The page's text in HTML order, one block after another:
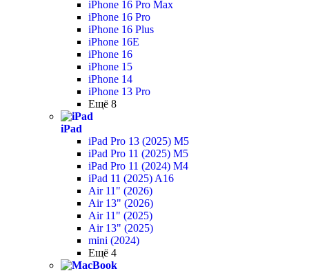
iPhone 16 Pro Max
iPhone 16 Pro
iPhone 16 Plus
iPhone 16E
iPhone 16
iPhone 15
iPhone 14
iPhone 13 Pro
Ещё 8
iPad
iPad Pro 13 (2025) M5
iPad Pro 11 (2025) M5
iPad Pro 11 (2024) M4
iPad 11 (2025) A16
Air 11" (2026)
Air 13" (2026)
Air 11" (2025)
Air 13" (2025)
mini (2024)
Ещё 4